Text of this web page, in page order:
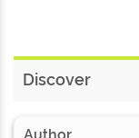
Discover
Author